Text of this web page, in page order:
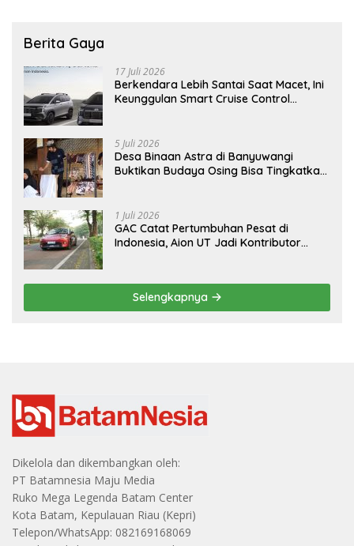
Berita Gaya
17 Juli 2026
Berkendara Lebih Santai Saat Macet, Ini
Keunggulan Smart Cruise Control
5 Juli 2026
Desa Binaan Astra di Banyuwangi
Buktikan Budaya Osing Bisa Tingkatkan
1 Juli 2026
GAC Catat Pertumbuhan Pesat di
Indonesia, Aion UT Jadi Kontributor
Selengkapnya
Dikelola dan dikembangkan oleh:
PT Batamnesia Maju Media
Ruko Mega Legenda Batam Center
Kota Batam, Kepulauan Riau (Kepri)
Telepon/WhatsApp: 082169168069